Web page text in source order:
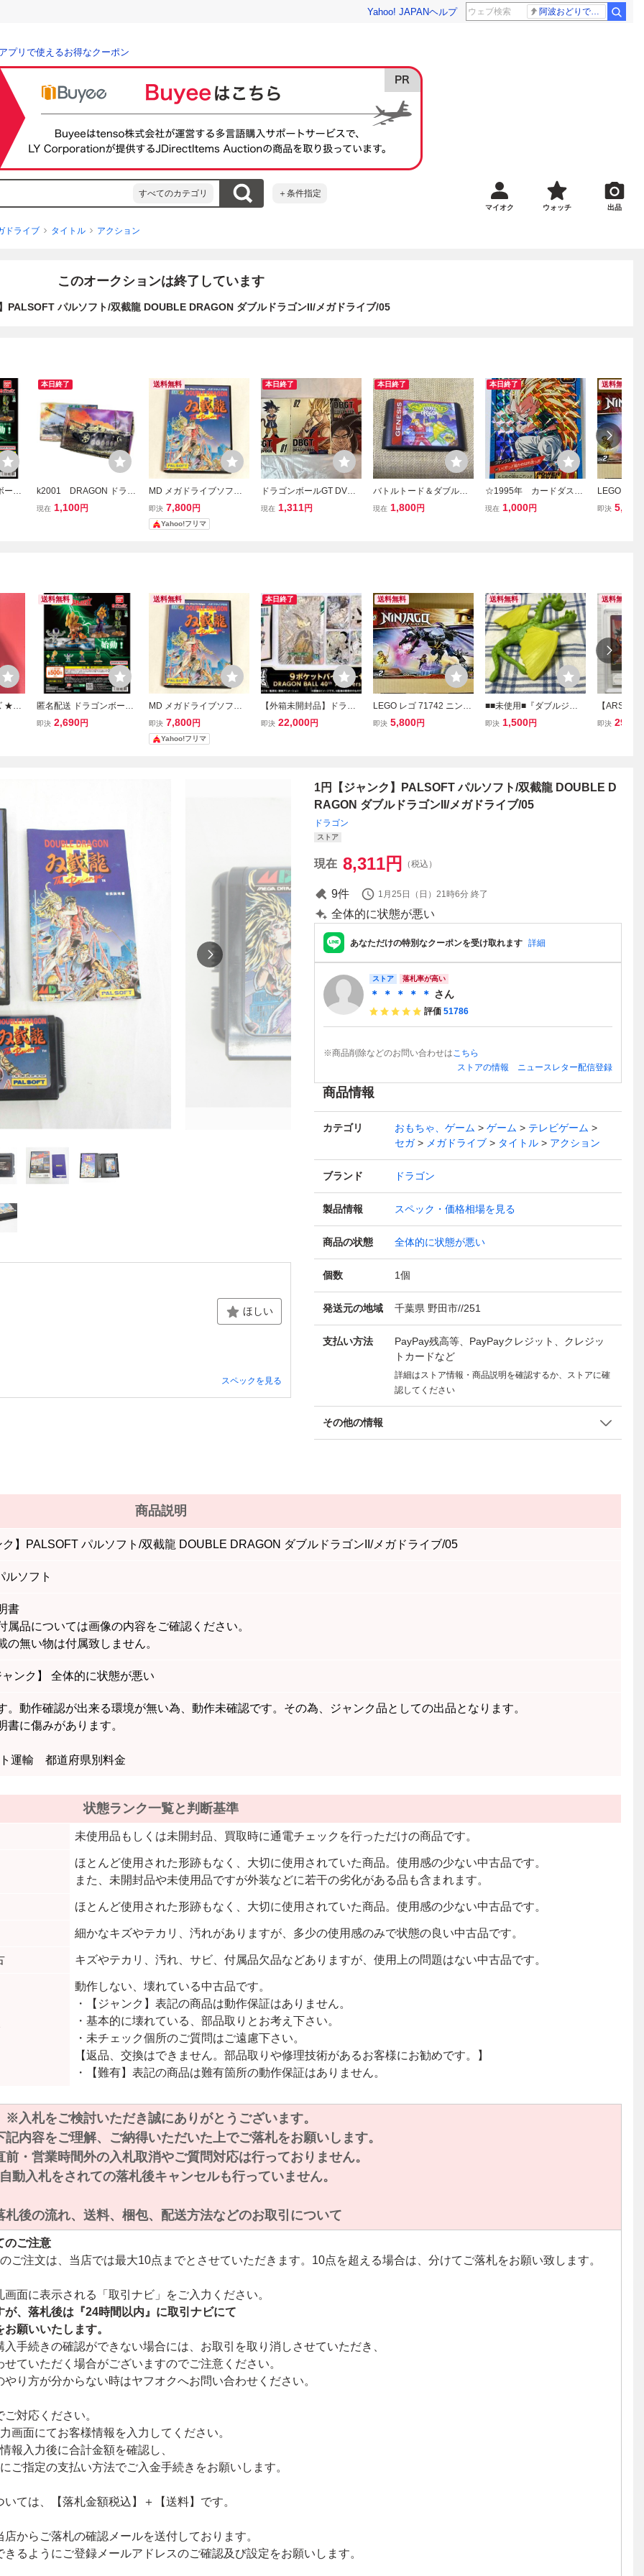
Yahoo! JAPANヘルプ 阿波おどりで不適切な動画
プリで使えるお得なクーポン
すべてのカテゴリ ＋条件指定
マイオク ウォッチ 出品
ドライブ タイトル アクション
このオークションは終了しています
PALSOFT パルソフト/双截龍 DOUBLE DRAGON ダブルドラゴンII/メガドライブ/05
ール
本日終了
k2001 DRAGON ドラゴ
ン アメリカ M-46 パット
現在 1,100円
送料無料
MD メガドライブソフト
ダブルドラゴンII 双截龍II
THE REVENGE 箱付き
説明書なし DOUBLE D
即決 7,800円
Yahoo!フリマ
本日終了
ドラゴンボールGT DVD-
BOX DRAGON BOX GT編
現在 1,311円
本日終了
バトルトード＆ダブルド
ラゴン Battletoads and d
現在 1,800円
本日終了
☆1995年 カードダス
ドラゴンボールZ スーパ
現在 1,000円
送料無料
LEGO レ
ャゴー 闇
即決 5,800
★煌
送料無料
匿名配送 ドラゴンボール
DRAGON BALL DUAL B
即決 2,690円
送料無料
MD メガドライブソフト
ダブルドラゴンII 双截龍II
THE REVENGE 箱付き
説明書なし DOUBLE D
即決 7,800円
Yahoo!フリマ
本日終了
【外箱未開封品】ドラゴ
ンボール スーパーダイバ
即決 22,000円
送料無料
LEGO レゴ 71742 ニンジ
ャゴー 闇の大帝 オーバ
即決 5,800円
送料無料
■■未使用■『ダブルジッ
プ ミニチュアフィギュ
即決 1,500円
送料無料
【ARS鑑
エナジーマ
即決
ほしい
スペックを見る
1円【ジャンク】PALSOFT パルソフト/双截龍 DOUBLE D
RAGON ダブルドラゴンII/メガドライブ/05
ドラゴン
ストア
現在 8,311円 （税込）
9件 1月25日（日）21時6分 終了
全体的に状態が悪い
あなただけの特別なクーポンを受け取れます 詳細
ストア 落札率が高い
＊ ＊ ＊ ＊ ＊ さん
評価 51786
※商品削除などのお問い合わせはこちら
ストアの情報
ニュースレター配信登録
商品情報
カテゴリ おもちゃ、ゲーム ゲーム
テレビゲーム
セガ
メガドライブ タイトル アクション
ブランド ドラゴン
製品情報 スペック・価格相場を見る
商品の状態 全体的に状態が悪い
個数 1個
発送元の地域 千葉県 野田市//251
支払い方法
PayPay残高等、PayPayクレジット、クレジッ
トカードなど
詳細はストア情報・商品説明を確認するか、ストアに確
認してください
その他の情報